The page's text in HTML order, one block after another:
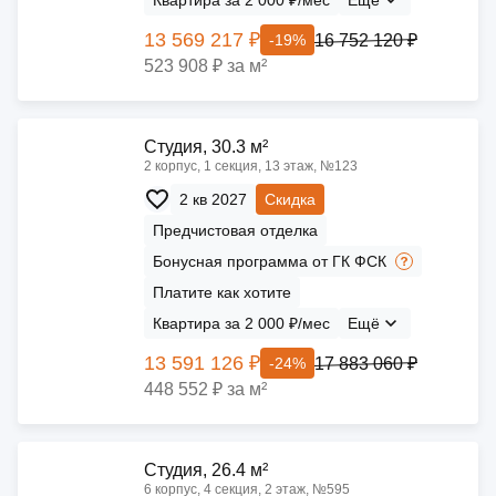
13 569 217 ₽ -19% 16 752 120 ₽
523 908 ₽ за м²
Cтудия, 30.3 м²
2 корпус, 1 секция, 13 этаж, №123
2 кв 2027
Скидка
Предчистовая отделка
Бонусная программа от ГК ФСК
Платите как хотите
Квартира за 2 000 ₽/мес
Ещё
13 591 126 ₽ -24% 17 883 060 ₽
448 552 ₽ за м²
Cтудия, 26.4 м²
6 корпус, 4 секция, 2 этаж, №595